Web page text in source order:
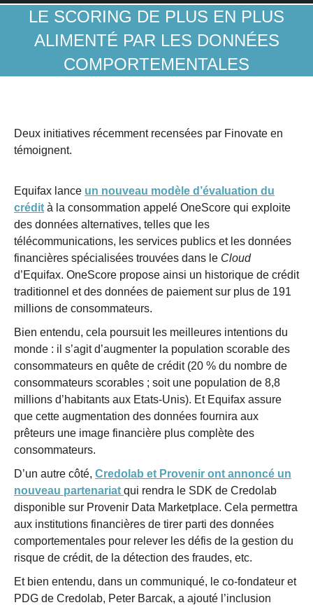
LE SCORING DE PLUS EN PLUS
ALIMENTÉ PAR LES DONNÉES
COMPORTEMENTALES
Deux initiatives récemment recensées par Finovate en
témoignent.
Equifax lance un nouveau modèle d’évaluation du
crédit à la consommation appelé OneScore qui exploite
des données alternatives, telles que les
télécommunications, les services publics et les données
financières spécialisées trouvées dans le Cloud
d’Equifax. OneScore propose ainsi un historique de crédit
traditionnel et des données de paiement sur plus de 191
millions de consommateurs.
Bien entendu, cela poursuit les meilleures intentions du
monde : il s’agit d’augmenter la population scorable des
consommateurs en quête de crédit (20 % du nombre de
consommateurs scorables ; soit une population de 8,8
millions d’habitants aux Etats-Unis). Et Equifax assure
que cette augmentation des données fournira aux
prêteurs une image financière plus complète des
consommateurs.
D’un autre côté, Credolab et Provenir ont annoncé un
nouveau partenariat qui rendra le SDK de Credolab
disponible sur Provenir Data Marketplace. Cela permettra
aux institutions financières de tirer parti des données
comportementales pour relever les défis de la gestion du
risque de crédit, de la détection des fraudes, etc.
Et bien entendu, dans un communiqué, le co-fondateur et
PDG de Credolab, Peter Barcak, a ajouté l’inclusion